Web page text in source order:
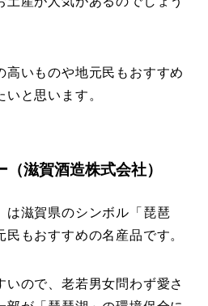
高いものや地元民もおすすめ
と思います。
滋賀酒造株式会社）
は滋賀県のシンボル「琵琶
もおすすめの名産品です。
ので、老若男女問わず愛さ